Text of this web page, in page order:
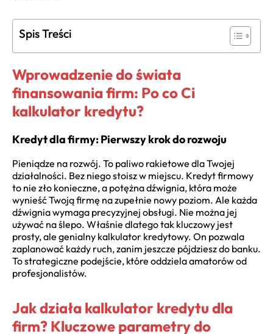
Spis Treści
Wprowadzenie do świata
finansowania firm: Po co Ci
kalkulator kredytu?
Kredyt dla firmy: Pierwszy krok do rozwoju
Pieniądze na rozwój. To paliwo rakietowe dla Twojej
działalności. Bez niego stoisz w miejscu. Kredyt firmowy
to nie zło konieczne, a potężna dźwignia, która może
wynieść Twoją firmę na zupełnie nowy poziom. Ale każda
dźwignia wymaga precyzyjnej obsługi. Nie można jej
używać na ślepo. Właśnie dlatego tak kluczowy jest
prosty, ale genialny kalkulator kredytowy. On pozwala
zaplanować każdy ruch, zanim jeszcze pójdziesz do banku.
To strategiczne podejście, które oddziela amatorów od
profesjonalistów.
Jak działa kalkulator kredytu dla
firm? Kluczowe parametry do